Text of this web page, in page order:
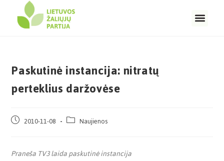
Paskutinė instancija: nitratų
perteklius daržovėse
2010-11-08 Naujienos
Praneša TV3 laida paskutinė instancija